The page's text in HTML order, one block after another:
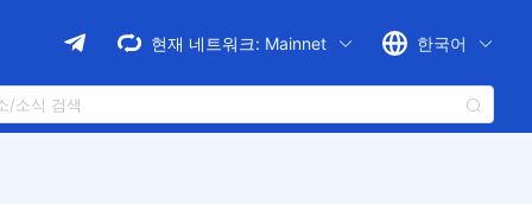
현재 네트워크: Mainnet 한국어